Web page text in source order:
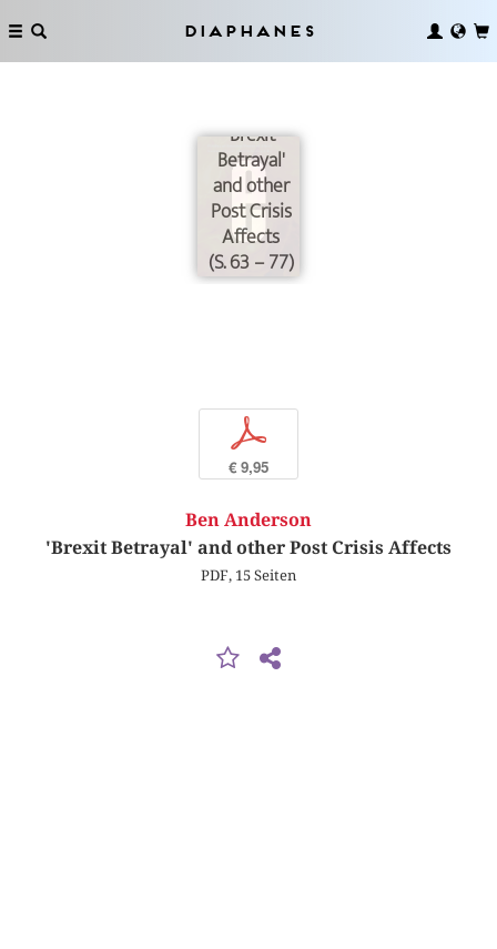
Diaphanes
'Brexit
Betrayal'
and other
Post Crisis
Affects
(S. 63 – 77)
p
€ 9,95
Ben Anderson
'Brexit Betrayal' and other Post Crisis Affects
PDF, 15 Seiten